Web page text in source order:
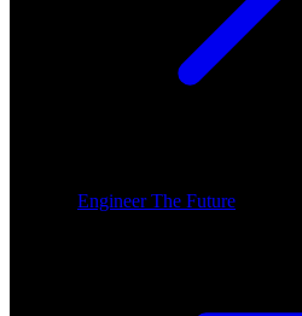
Engineer The Future